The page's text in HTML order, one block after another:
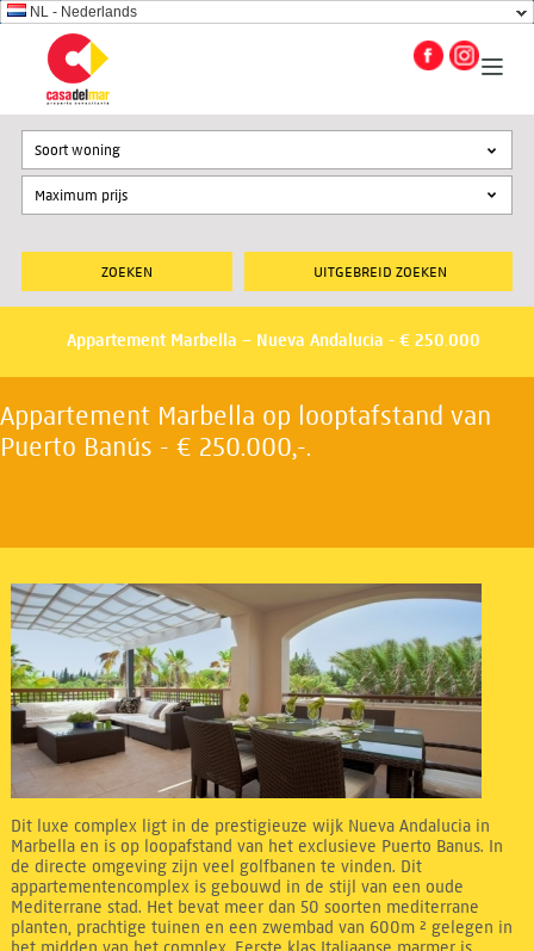
NL - Nederlands
UITGEBREID ZOEKEN
Soort woning
Appartement Marbella – Nueva Andalucia - € 250.000
Appartement Marbella op looptafstand van
Puerto Banús - € 250.000,-.
Dit luxe complex ligt in de prestigieuze wijk Nueva Andalucia in
Marbella en is op loopafstand van het exclusieve Puerto Banus. In
de directe omgeving zijn veel golfbanen te vinden. Dit
appartementencomplex is gebouwd in de stijl van een oude
Mediterrane stad. Het bevat meer dan 50 soorten mediterrane
planten, prachtige tuinen en een zwembad van 600m ² gelegen in